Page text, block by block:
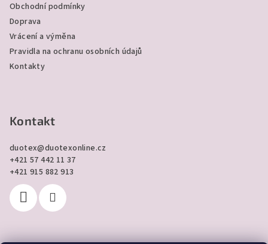
Obchodní podmínky
Doprava
Vrácení a výměna
Pravidla na ochranu osobních údajů
Kontakty
Kontakt
duotex@duotexonline.cz
+421 57 442 11 37
+421 915 882 913